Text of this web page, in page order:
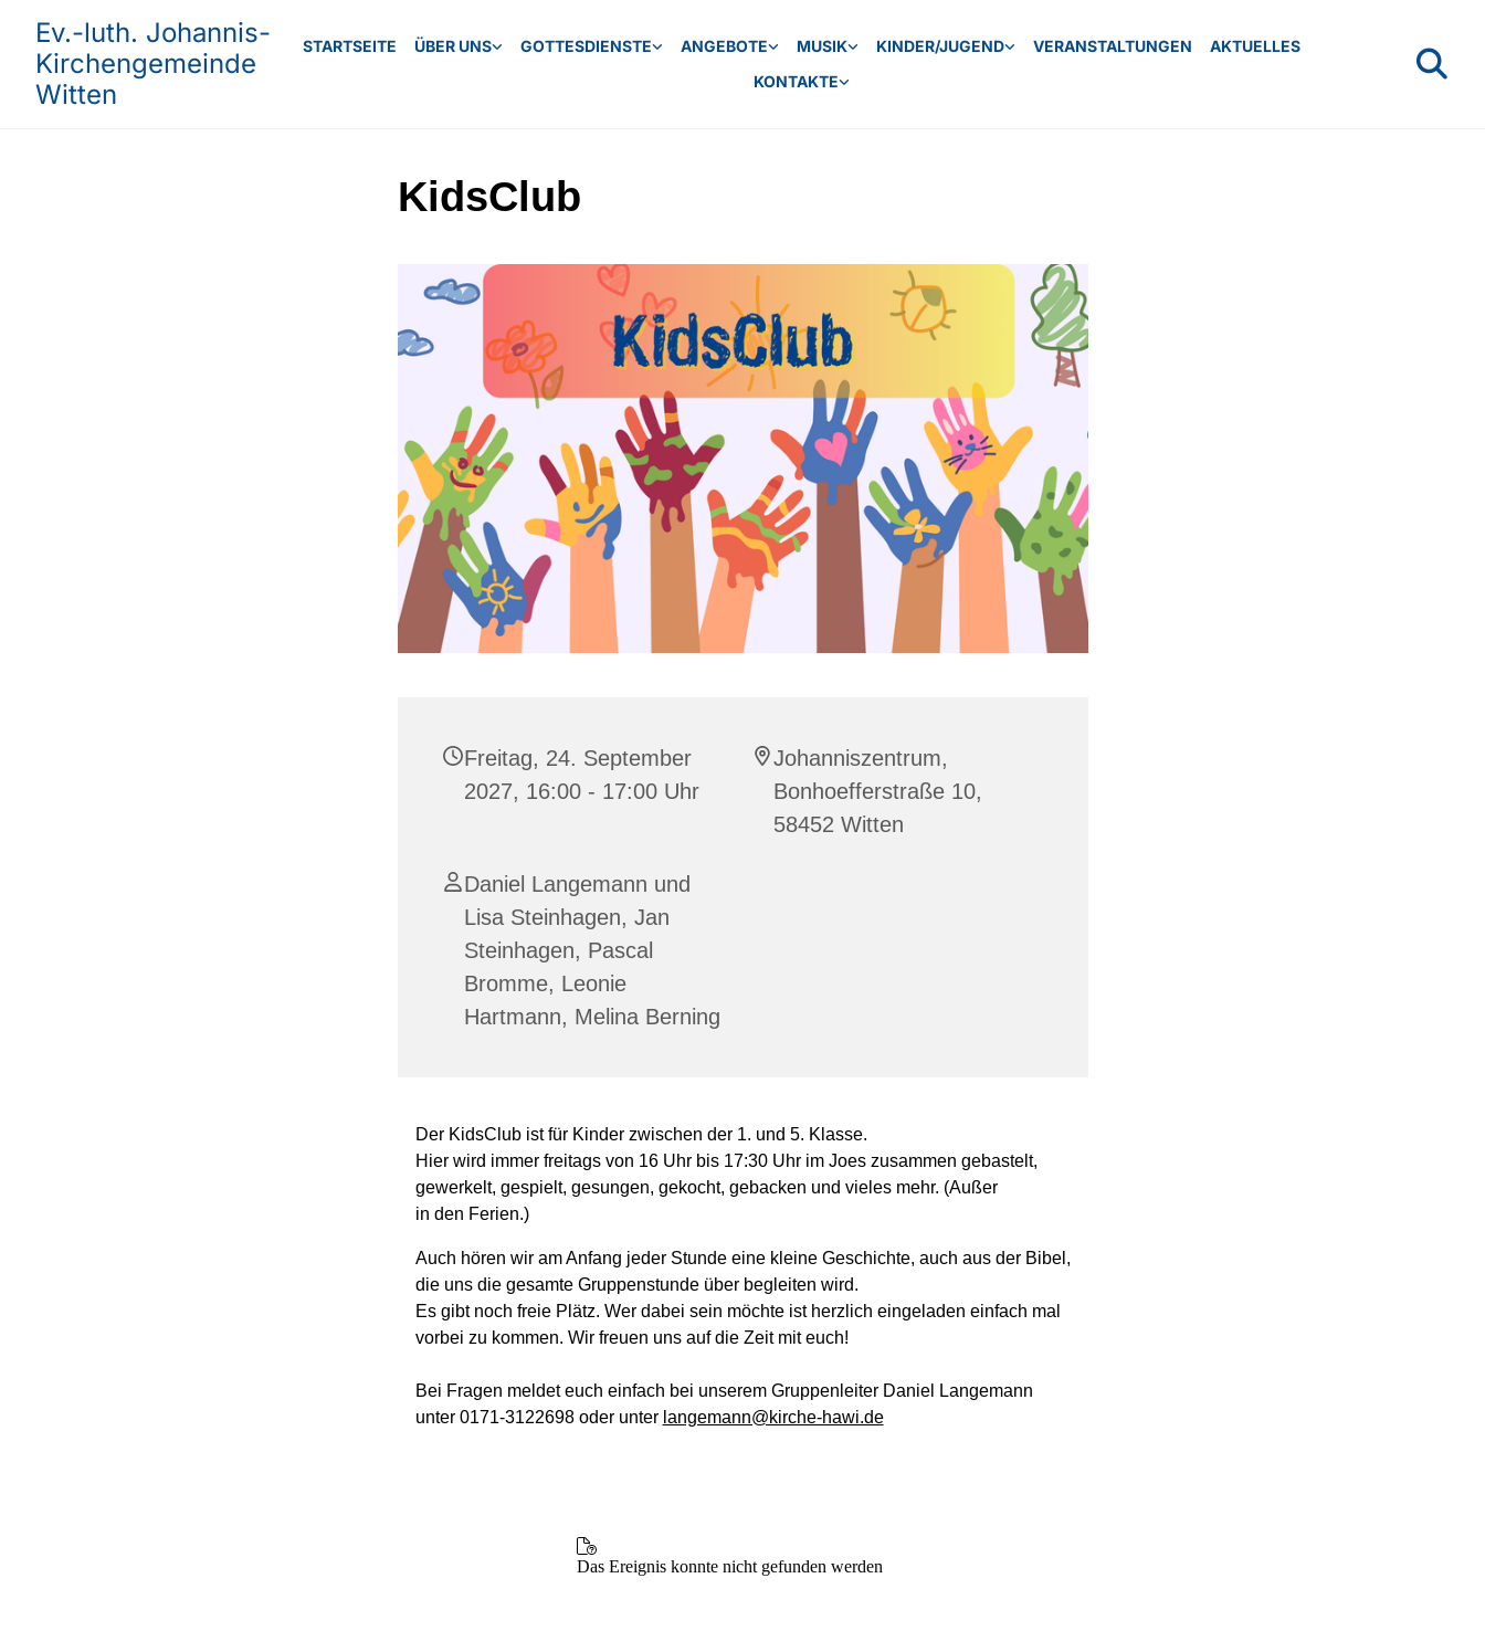
Ev.-luth. Johannis-
Kirchengemeinde
Witten
STARTSEITE ÜBER UNS GOTTESDIENSTE ANGEBOTE MUSIK KINDER/JUGEND VERANSTALTUNGEN
AKTUELLES
KONTAKTE
KidsClub
Freitag, 24. September
2027, 16:00 - 17:00 Uhr
Johanniszentrum,
Bonhoefferstraße 10,
58452 Witten
Daniel Langemann und
Lisa Steinhagen, Jan
Steinhagen, Pascal
Bromme, Leonie
Hartmann, Melina Berning
Der KidsClub ist für Kinder zwischen der 1. und 5. Klasse.
Hier wird immer freitags von 16 Uhr bis 17:30 Uhr im Joes zusammen gebastelt,
gewerkelt, gespielt, gesungen, gekocht, gebacken und vieles mehr. (Außer
in den Ferien.)
Auch hören wir am Anfang jeder Stunde eine kleine Geschichte, auch aus der Bibel,
die uns die gesamte Gruppenstunde über begleiten wird.
Es gibt noch freie Plätz. Wer dabei sein möchte ist herzlich eingeladen einfach mal
vorbei zu kommen. Wir freuen uns auf die Zeit mit euch!
Bei Fragen meldet euch einfach bei unserem Gruppenleiter Daniel Langemann
unter 0171-3122698 oder unter langemann@kirche-hawi.de